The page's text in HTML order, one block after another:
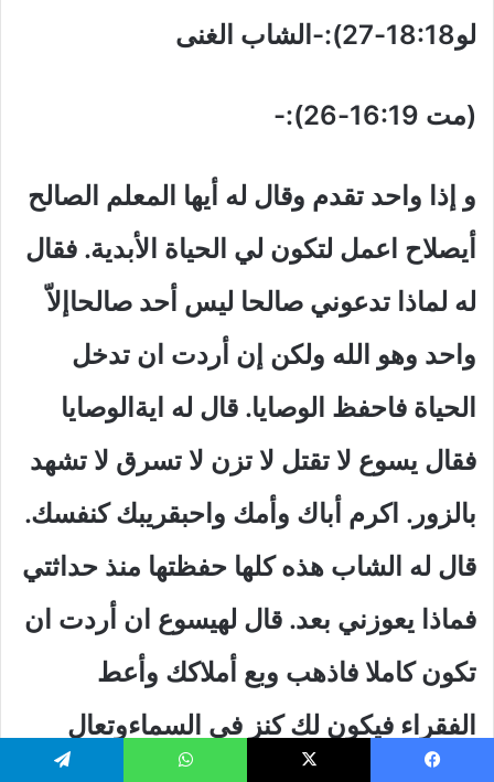
لو18:18-27):-الشاب الغنى
(مت 16:19-26):-
و إذا واحد تقدم وقال له أيها المعلم الصالح
أيصلاح اعمل لتكون لي الحياة الأبدية. فقال
له لماذا تدعوني صالحا ليس أحد صالحاإلاّ
واحد وهو الله ولكن إن أردت ان تدخل
الحياة فاحفظ الوصايا. قال له ايةالوصايا
فقال يسوع لا تقتل لا تزن لا تسرق لا تشهد
بالزور. اكرم أباك وأمك واحبقريبك كنفسك.
قال له الشاب هذه كلها حفظتها منذ حداثتي
فماذا يعوزني بعد. قال لهيسوع ان أردت ان
تكون كاملا فاذهب وبع أملاكك وأعط
الفقراء فيكون لك كنز في السماءوتعال